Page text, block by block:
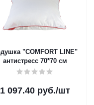
"COMFORT LINE"
антистресс 70*70 см
1 097.40руб./шт